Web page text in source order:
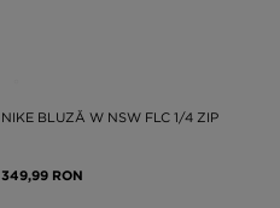
NIKE BLUZĂ W NSW FLC 1/4 ZIP
349,99 RON